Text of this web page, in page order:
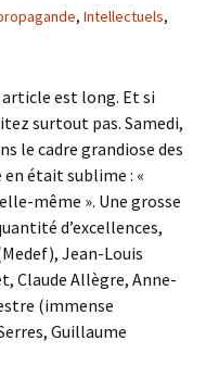
, Intellectuels,
article est long. Et si
surtout pas. Samedi,
le cadre grandiose des
en était sublime : «
même ». Une grosse
d’excellences,
Jean-Louis
Claude Allègre, Anne-
(immense
Guillaume